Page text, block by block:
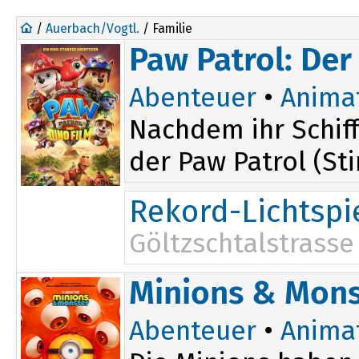
/ Auerbach/Vogtl. / Familie
Paw Patrol:
Abenteuer •
Nachdem ihr
der Paw Patrol
Rekord-
Göltzschtalstrasse
10:00 13:45
15:30
Minions &
Abenteuer •